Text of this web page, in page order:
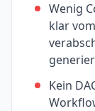
Wenig
klar
Kein